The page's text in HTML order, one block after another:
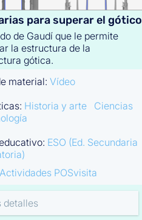
para superar el gótico
de Gaudí que le permite
la estructura de la
gótica.
material: Vídeo
Historia y arte
Ciencias
ESO (Ed. Secundaria
Actividades POSvisita
detalles